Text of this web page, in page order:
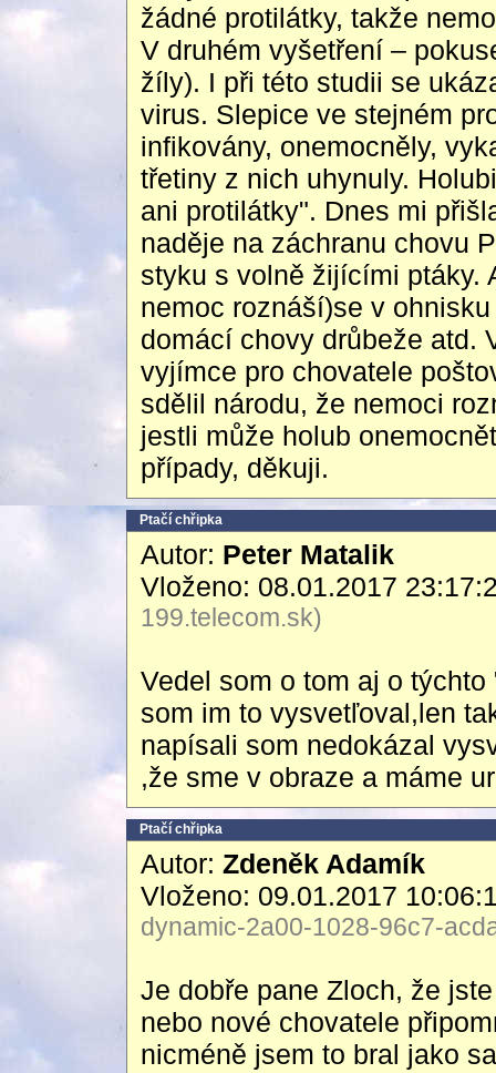
žádné protilátky, takže
V druhém vyšetření –
žíly). I při této studii se
virus. Slepice ve stejném
infikovány, onemocněly,
třetiny z nich uhynuly.
ani protilátky". Dnes mi
naděje na záchranu chovu
styku s volně žijícími ptáky.
nemoc roznáší)se v
domácí chovy drůbeže atd.
vyjímce pro chovatele
sdělil národu, že nemoci
jestli může holub
případy, děkuji.
Ptačí chřipka
Autor: Peter Matalik
Vloženo: 08.01.2017
199.telecom.sk)
Vedel som o tom aj o
som im to vysvetľoval,len
napísali som nedokázal
,že sme v obraze a máme
Ptačí chřipka
Autor: Zdeněk Adamík
Vloženo: 09.01.2017
dynamic-2a00-1028-96c7-
Je dobře pane Zloch, že
nebo nové chovatele
nicméně jsem to bral jako